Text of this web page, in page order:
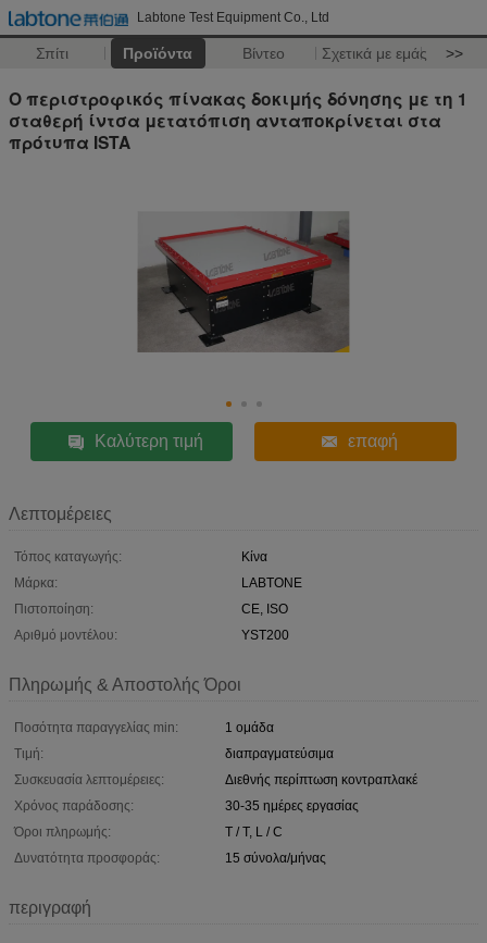
Labtone Test Equipment Co., Ltd
Σπίτι Προϊόντα Βίντεο Σχετικά με εμάς >>
Ο περιστροφικός πίνακας δοκιμής δόνησης με τη 1
σταθερή ίντσα μετατόπιση ανταποκρίνεται στα
πρότυπα ISTA
Καλύτερη τιμή επαφή
Λεπτομέρειες
Τόπος καταγωγής:
Κίνα
Μάρκα:
LABTONE
Πιστοποίηση:
CE, ISO
Αριθμό μοντέλου:
YST200
Πληρωμής & Αποστολής Όροι
Ποσότητα παραγγελίας min:
1 ομάδα
Τιμή:
διαπραγματεύσιμα
Συσκευασία λεπτομέρειες:
Διεθνής περίπτωση κοντραπλακέ
Χρόνος παράδοσης:
30-35 ημέρες εργασίας
Όροι πληρωμής:
T / T, L / C
Δυνατότητα προσφοράς:
15 σύνολα/μήνας
περιγραφή